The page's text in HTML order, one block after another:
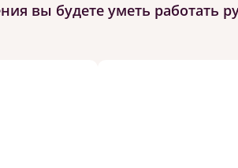
вы будете уметь работать